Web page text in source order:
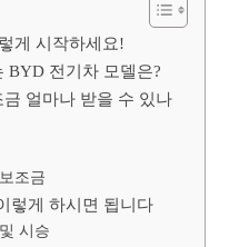
게 시작하세요!
BYD 전기차 모델은?
얼마나 받을 수 있나
조금
렇게 하시면 됩니다
시승